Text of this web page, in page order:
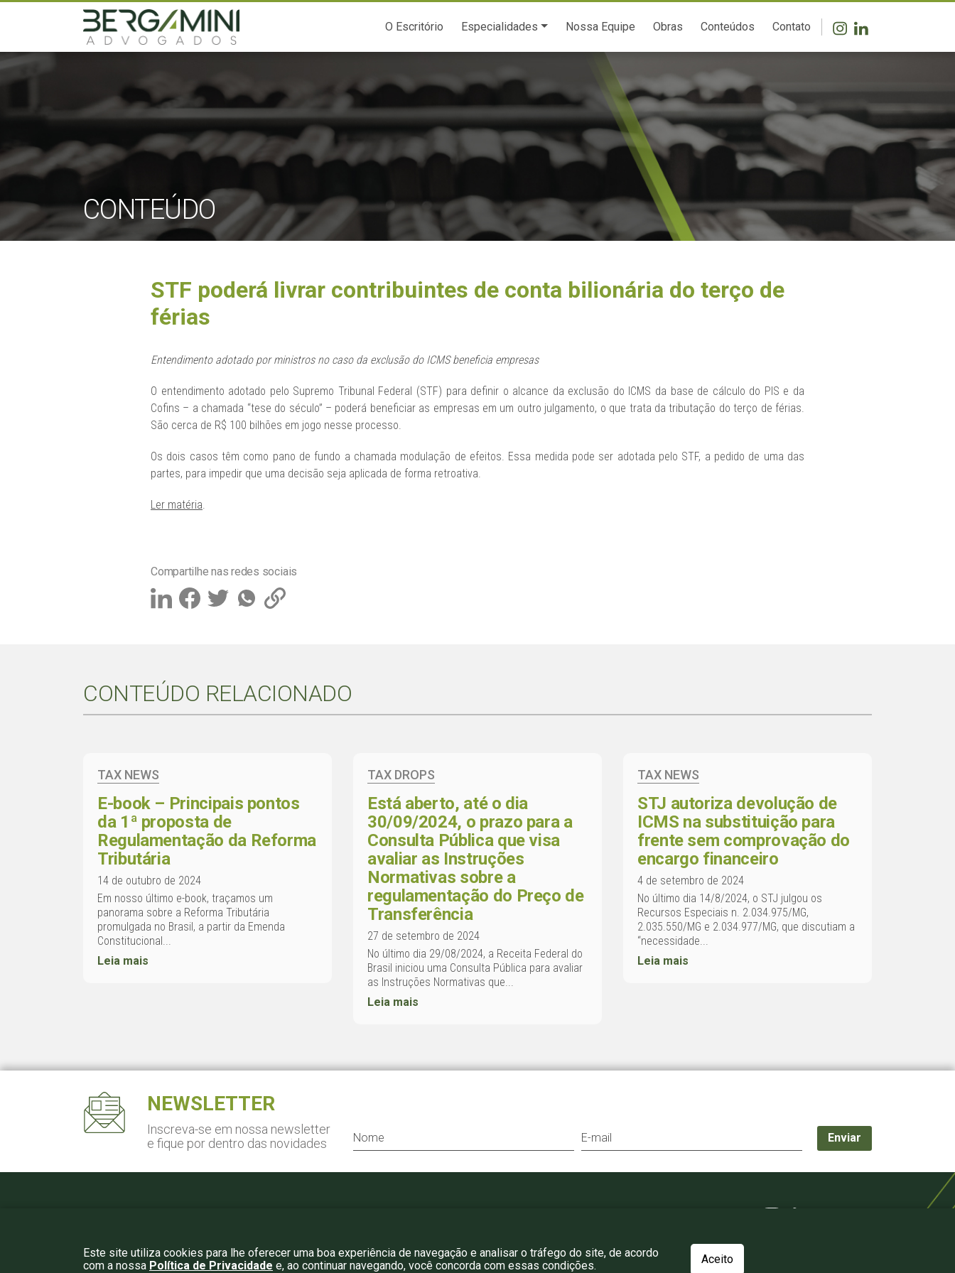
O Escritório Especialidades Nossa Equipe Obras Conteúdos Contato
CONTEÚDO
STF poderá livrar contribuintes de conta bilionária do terço de
férias
Entendimento adotado por ministros no caso da exclusão do ICMS beneficia empresas
O entendimento adotado pelo Supremo Tribunal Federal (STF) para definir o alcance da exclusão do ICMS da base de cálculo do PIS e da
Cofins – a chamada “tese do século” – poderá beneficiar as empresas em um outro julgamento, o que trata da tributação do terço de férias.
São cerca de R$ 100 bilhões em jogo nesse processo.
Os dois casos têm como pano de fundo a chamada modulação de efeitos. Essa medida pode ser adotada pelo STF, a pedido de uma das
partes, para impedir que uma decisão seja aplicada de forma retroativa.
Ler matéria
Compartilhe nas redes sociais
CONTEÚDO RELACIONADO
TAX NEWS
E-book – Principais pontos
da 1ª proposta de
Regulamentação da Reforma
Tributária
14 de outubro de 2024
Em nosso último e-book, traçamos um
panorama sobre a Reforma Tributária
promulgada no Brasil, a partir da Emenda
Constitucional...
Leia mais
TAX DROPS
Está aberto, até o dia
30/09/2024, o prazo para a
Consulta Pública que visa
avaliar as Instruções
Normativas sobre a
regulamentação do Preço de
Transferência
27 de setembro de 2024
No último dia 29/08/2024, a Receita Federal do
Brasil iniciou uma Consulta Pública para avaliar
as Instruções Normativas que...
Leia mais
TAX NEWS
STJ autoriza devolução de
ICMS na substituição para
frente sem comprovação do
encargo financeiro
4 de setembro de 2024
No último dia 14/8/2024, o STJ julgou os
Recursos Especiais n. 2.034.975/MG,
2.035.550/MG e 2.034.977/MG, que discutiam a
“necessidade...
Leia mais
NEWSLETTER
Inscreva-se em nossa newsletter
e fique por dentro das novidades
Este site utiliza cookies para lhe oferecer uma boa experiência de navegação e analisar o tráfego do site, de acordo
com a nossa Política de Privacidade e, ao continuar navegando, você concorda com essas condições. Aceito